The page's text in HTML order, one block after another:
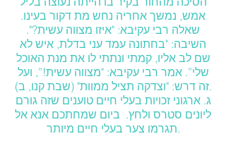
אמש, נמשך אחריה נחש מת דקור בעינו.
שאלהּ רבי עקיבא: "איזו מצווה עשית?".
השיבה: "בחתונה עמד עני בדלת, איש לא
שם לב אליו, קמתי ונתתי לו את מנת האוכל
שלי”. אמר רבי עקיבא: "מצווה עשית!”, ועל
זה דרש: "וצדקה תציל ממוות" (שבת קנו, ב).
ג. ארגוני זכויות בעלי חיים טוענים שזה גורם
ליונים סטרס ולחץ. ביום שמחתכם אנא אל
תגרמו צער בעלי חיים מיותר.